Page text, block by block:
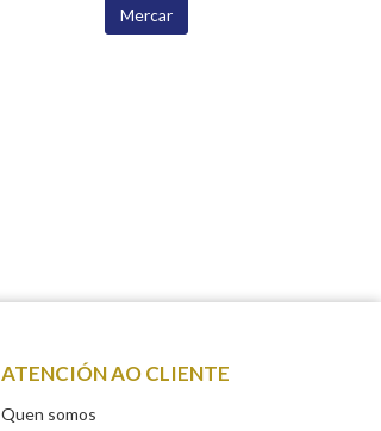
Mercar
ATENCIÓN AO CLIENTE
Quen somos